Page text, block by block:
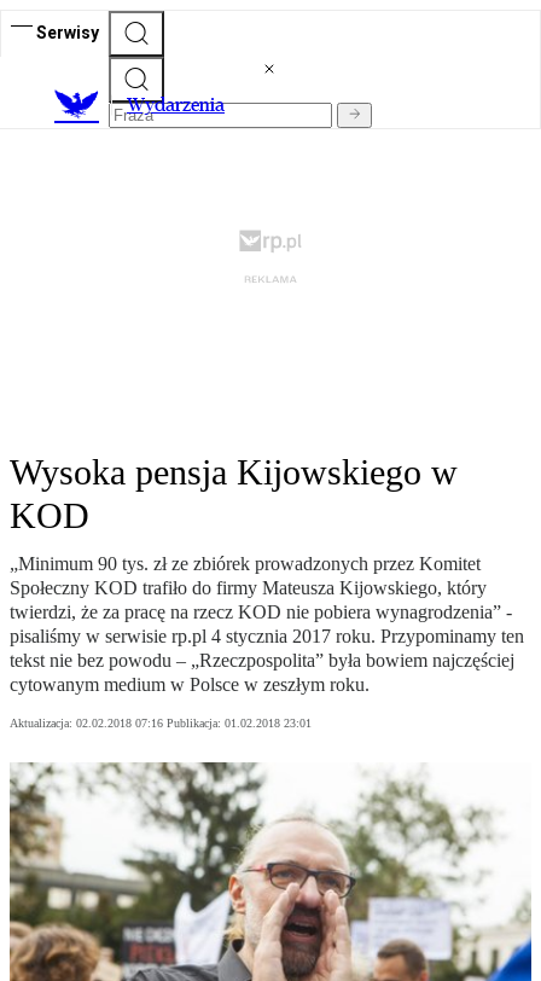
Serwisy
Wydarzenia
Wysoka pensja Kijowskiego w
KOD
„Minimum 90 tys. zł ze zbiórek prowadzonych przez Komitet
Społeczny KOD trafiło do firmy Mateusza Kijowskiego, który
twierdzi, że za pracę na rzecz KOD nie pobiera wynagrodzenia” -
pisaliśmy w serwisie rp.pl 4 stycznia 2017 roku. Przypominamy ten
tekst nie bez powodu – „Rzeczpospolita” była bowiem najczęściej
cytowanym medium w Polsce w zeszłym roku.
Aktualizacja: 02.02.2018 07:16 Publikacja: 01.02.2018 23:01